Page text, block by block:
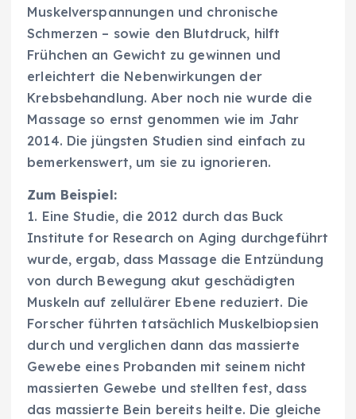
Muskelverspannungen und chronische
Schmerzen – sowie den Blutdruck, hilft
Frühchen an Gewicht zu gewinnen und
erleichtert die Nebenwirkungen der
Krebsbehandlung. Aber noch nie wurde die
Massage so ernst genommen wie im Jahr
2014. Die jüngsten Studien sind einfach zu
bemerkenswert, um sie zu ignorieren.
Zum Beispiel:
1. Eine Studie, die 2012 durch das Buck
Institute for Research on Aging durchgeführt
wurde, ergab, dass Massage die Entzündung
von durch Bewegung akut geschädigten
Muskeln auf zellulärer Ebene reduziert. Die
Forscher führten tatsächlich Muskelbiopsien
durch und verglichen dann das massierte
Gewebe eines Probanden mit seinem nicht
massierten Gewebe und stellten fest, dass
das massierte Bein bereits heilte. Die gleiche